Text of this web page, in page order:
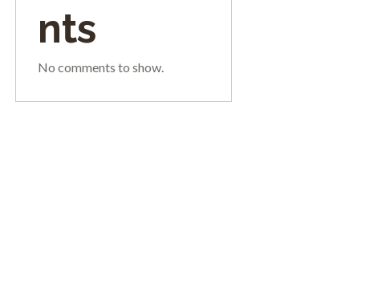
nts
No comments to show.